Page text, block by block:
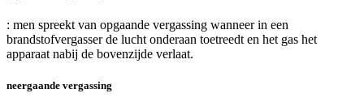
: men spreekt van opgaande vergassing wanneer in een
brandstofvergasser de lucht onderaan toetreedt en het gas het
apparaat nabij de bovenzijde verlaat.
neergaande vergassing